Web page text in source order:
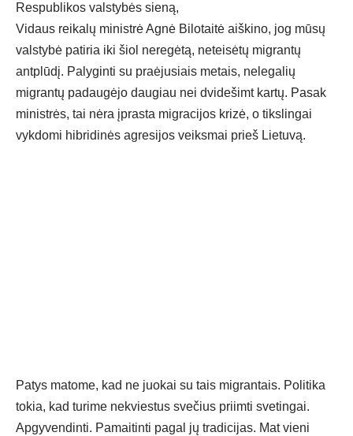
Respublikos valstybės sieną,
Vidaus reikalų ministrė Agnė Bilotaitė aiškino, jog mūsų
valstybė patiria iki šiol neregėtą, neteisėtų migrantų
antplūdį. Palyginti su praėjusiais metais, nelegalių
migrantų padaugėjo daugiau nei dvidešimt kartų. Pasak
ministrės, tai nėra įprasta migracijos krizė, o tikslingai
vykdomi hibridinės agresijos veiksmai prieš Lietuvą.
Patys matome, kad ne juokai su tais migrantais. Politika
tokia, kad turime nekviestus svečius priimti svetingai.
Apgyvendinti. Pamaitinti pagal jų tradicijas. Mat vieni